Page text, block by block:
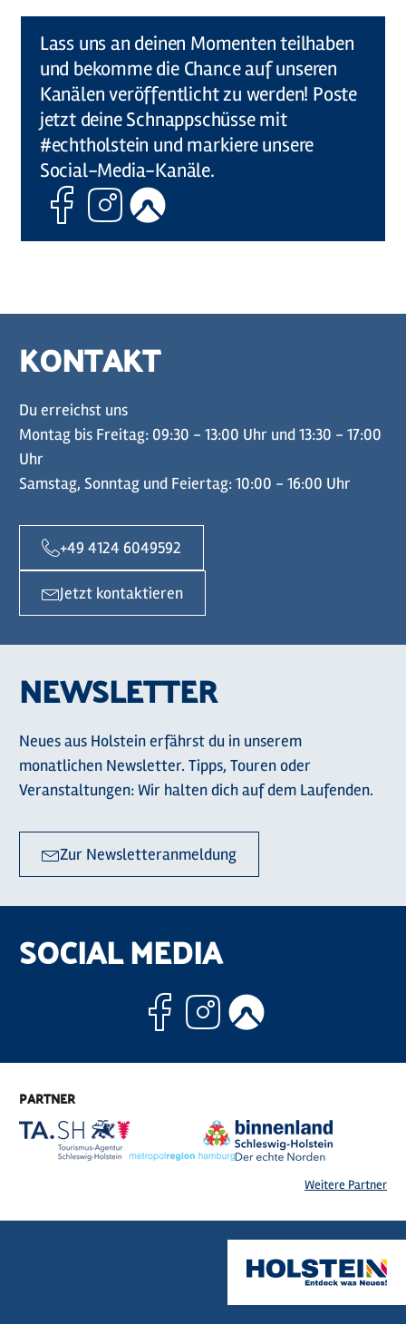
Lass uns an deinen Momenten teilhaben
und bekomme die Chance auf unseren
Kanälen veröffentlicht zu werden! Poste
jetzt deine Schnappschüsse mit
#echtholstein und markiere unsere
Social-Media-Kanäle.
FacebookInstagram
Komoot
KONTAKT
Du erreichst uns
Montag bis Freitag: 09:30 - 13:00 Uhr und 13:30 - 17:00
Uhr
Samstag, Sonntag und Feiertag: 10:00 - 16:00 Uhr
+49 4124 6049592
Jetzt kontaktieren
NEWSLETTER
Neues aus Holstein erfährst du in unserem
monatlichen Newsletter. Tipps, Touren oder
Veranstaltungen: Wir halten dich auf dem Laufenden.
Zur Newsletteranmeldung
SOCIAL MEDIA
Facebook
Instagram
PARTNER
Weitere Partner